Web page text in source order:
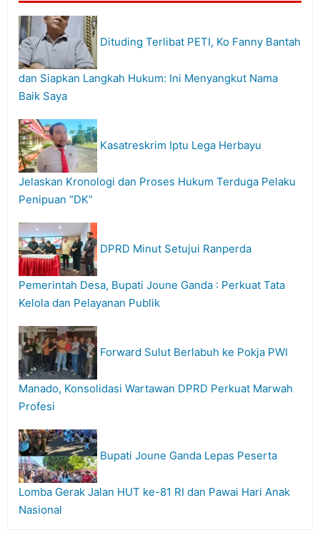
Dituding Terlibat PETI, Ko Fanny Bantah
dan Siapkan Langkah Hukum: Ini Menyangkut Nama
Baik Saya
Kasatreskrim Iptu Lega Herbayu
Jelaskan Kronologi dan Proses Hukum Terduga Pelaku
Penipuan “DK”
DPRD Minut Setujui Ranperda
Pemerintah Desa, Bupati Joune Ganda : Perkuat Tata
Kelola dan Pelayanan Publik
Forward Sulut Berlabuh ke Pokja PWI
Manado, Konsolidasi Wartawan DPRD Perkuat Marwah
Profesi
Bupati Joune Ganda Lepas Peserta
Lomba Gerak Jalan HUT ke-81 RI dan Pawai Hari Anak
Nasional